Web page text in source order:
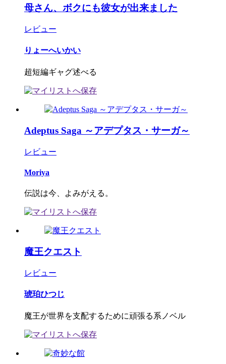
母さん、ボクにも彼女が出来ました
レビュー
りょーへいかい
超短編ギャグ述べる
Adeptus Saga ～アデプタス・サーガ～
レビュー
Moriya
伝説は今、よみがえる。
魔王クエスト
レビュー
琥珀ひつじ
魔王が世界を支配するために頑張る系ノベル